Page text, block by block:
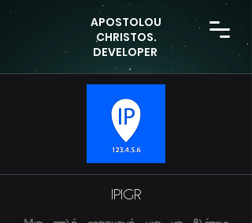
APOSTOLOU
CHRISTOS.
DEVELOPER
IPIGR